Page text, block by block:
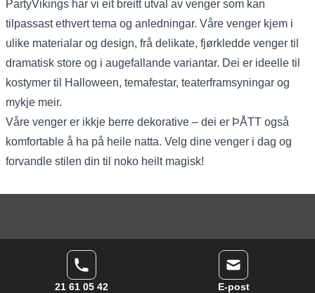
PartyVikings har vi eit breitt utval av venger som kan
tilpassast ethvert tema og anledningar. Våre venger kjem i
ulike materialar og design, frå delikate, fjørkledde venger til
dramatisk store og i augefallande variantar. Dei er ideelle til
kostymer til Halloween, temafestar, teaterframsyningar og
mykje meir.
Våre venger er ikkje berre dekorative – dei er ÞÅTT også
komfortable å ha på heile natta. Velg dine venger i dag og
forvandle stilen din til noko heilt magisk!
21 61 05 42 E-post